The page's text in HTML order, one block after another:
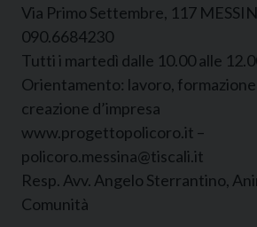
Via Primo Settembre, 117
090.6684230
Tutti i martedì dalle 10.00 alle
Orientamento: lavoro,
creazione d’impresa
www.progettopolicoro.it –
policoro.messina@tiscali.it
Resp. Avv. Angelo Sterrantino,
Comunità